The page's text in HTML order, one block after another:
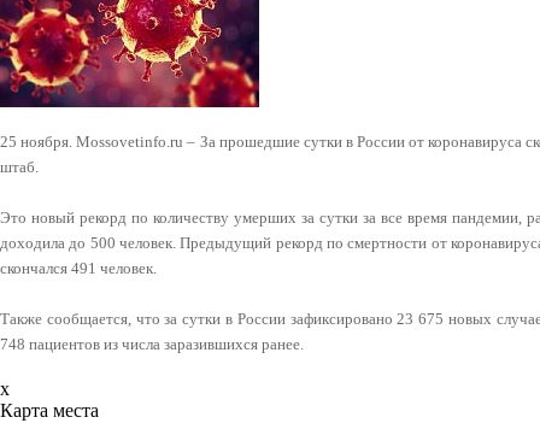
25 ноября. Mossovetinfo.ru – За прошедшие сутки в России от коронавируса
штаб.
Это новый рекорд по количеству умерших за сутки за все время пандемии,
доходила до 500 человек. Предыдущий рекорд по смертности от
скончался 491 человек.
Также сообщается, что за сутки в России зафиксировано 23 675 новых
748 пациентов из числа заразившихся ранее.
x
Карта места